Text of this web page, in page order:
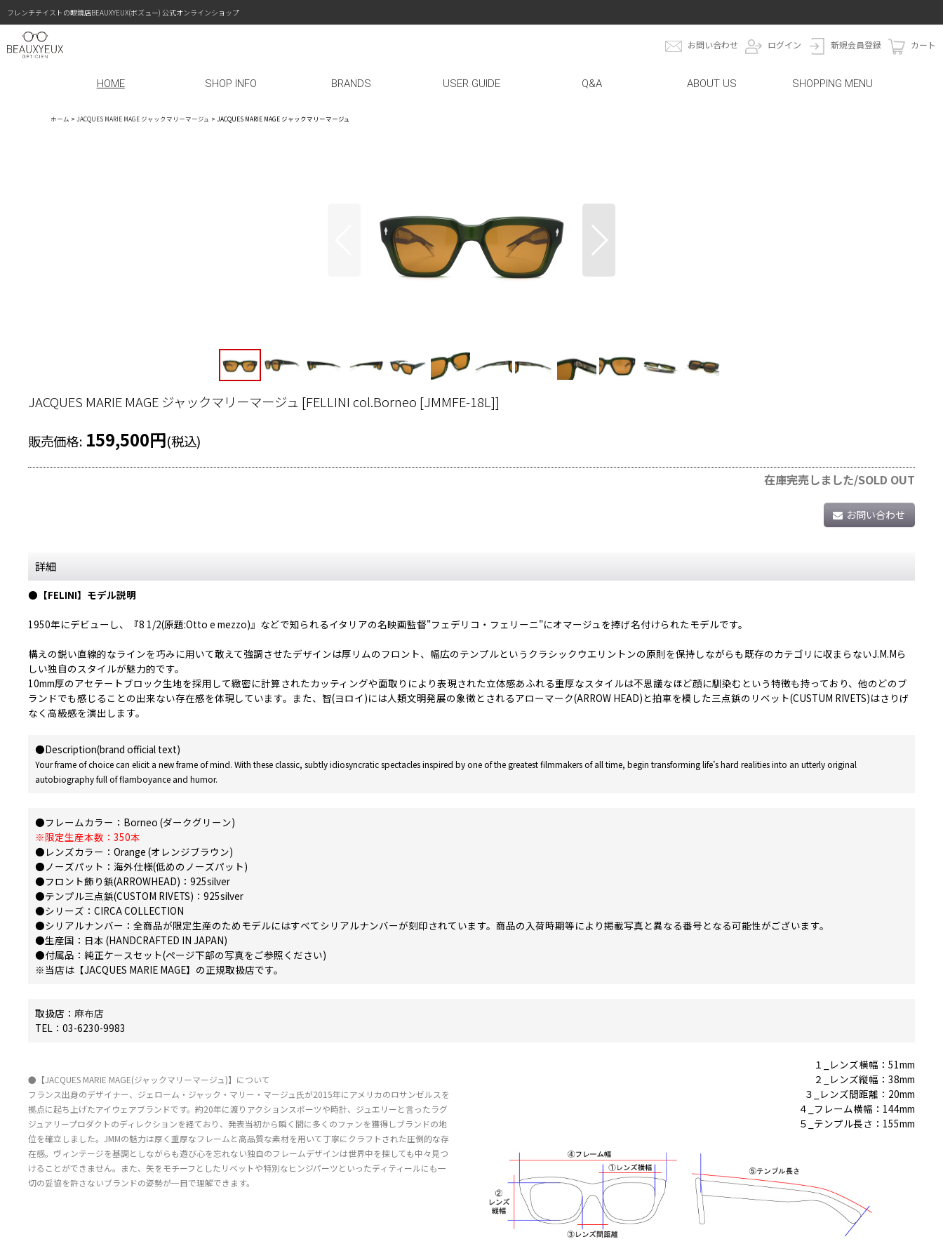
フレンチテイストの眼鏡店BEAUXYEUX(ボズュー) 公式オンラインショップ
お問い合わせ ログイン 新規会員登録 カート
HOME SHOP INFO BRANDS USER GUIDE Q&A ABOUT US SHOPPING MENU
ホーム > JACQUES MARIE MAGE ジャックマリーマージュ > JACQUES MARIE MAGE ジャックマリーマージュ
JACQUES MARIE MAGE ジャックマリーマージュ [FELLINI col.Borneo [JMMFE-18L]]
販売価格: 159,500円(税込)
在庫完売しました/SOLD OUT
お問い合わせ
詳細
●【FELINI】モデル説明
1950年にデビューし、『8 1/2(原題:Otto e mezzo)』などで知られるイタリアの名映画監督"フェデリコ・フェリーニ"にオマージュを捧げ名付けられたモデルです。
構えの鋭い直線的なラインを巧みに用いて敢えて強調させたデザインは厚リムのフロント、幅広のテンプルというクラシックウエリントンの原則を保持しながらも既存のカテゴリに収まらないJ.M.Mら
しい独自のスタイルが魅力的です。
10mm厚のアセテートブロック生地を採用して緻密に計算されたカッティングや面取りにより表現された立体感あふれる重厚なスタイルは不思議なほど顔に馴染むという特徴も持っており、他のどのブ
ランドでも感じることの出来ない存在感を体現しています。また、智(ヨロイ)には人類文明発展の象徴とされるアローマーク(ARROW HEAD)と拍車を模した三点鋲のリベット(CUSTUM RIVETS)はさりげ
なく高級感を演出します。
●Description(brand official text)
Your frame of choice can elicit a new frame of mind. With these classic, subtly idiosyncratic spectacles inspired by one of the greatest filmmakers of all time, begin transforming life’s hard realities into an utterly original
autobiography full of flamboyance and humor.
●フレームカラー：Borneo (ダークグリーン)
※限定生産本数：350本
●レンズカラー：Orange (オレンジブラウン)
●ノーズパット：海外仕様(低めのノーズパット)
●フロント飾り鋲(ARROWHEAD)：925silver
●テンプル三点鋲(CUSTOM RIVETS)：925silver
●シリーズ：CIRCA COLLECTION
●シリアルナンバー：全商品が限定生産のためモデルにはすべてシリアルナンバーが刻印されています。商品の入荷時期等により掲載写真と異なる番号となる可能性がございます。
●生産国：日本 (HANDCRAFTED IN JAPAN)
●付属品：純正ケースセット(ページ下部の写真をご参照ください)
※当店は【JACQUES MARIE MAGE】の正規取扱店です。
取扱店： 麻布店
TEL：03-6230-9983
１_レンズ横幅：51mm
２_レンズ縦幅：38mm
３_レンズ間距離：20mm
４_フレーム横幅：144mm
５_テンプル長さ：155mm
●【JACQUES MARIE MAGE(ジャックマリーマージュ)】について
フランス出身のデザイナー、ジェローム・ジャック・マリー・マージュ氏が2015年にアメリカのロサンゼルスを
拠点に起ち上げたアイウェアブランドです。約20年に渡りアクションスポーツや時計、ジュエリーと言ったラグ
ジュアリープロダクトのディレクションを経ており、発表当初から瞬く間に多くのファンを獲得しブランドの地
位を確立しました。JMMの魅力は厚く重厚なフレームと高品質な素材を用いて丁寧にクラフトされた圧倒的な存
在感。ヴィンテージを基調としながらも遊び心を忘れない独自のフレームデザインは世界中を探しても中々見つ
けることができません。また、矢をモチーフとしたリベットや特別なヒンジパーツといったディティールにも一
切の妥協を許さないブランドの姿勢が一目で理解できます。